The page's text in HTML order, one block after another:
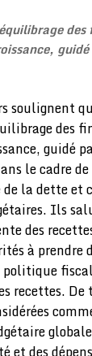
des
soulignent
des
guidé
le cadre de
la dette et
Ils
des
à prendre
recettes. De